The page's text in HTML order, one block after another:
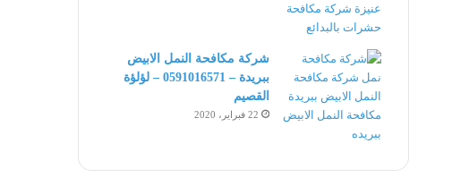
شركة مكافحة النمل الابيض
ببريدة – 0591016571 – لؤلؤة
القصيم
22 فبراير، 2020